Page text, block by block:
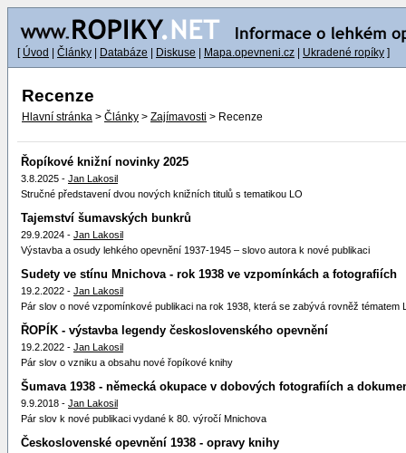
[ Úvod Články Databáze Diskuse Mapa.opevneni.cz Ukradené ropíky ]
Recenze
Hlavní stránka > Články > Zajímavosti > Recenze
Řopíkové knižní novinky 2025
3.8.2025 - Jan Lakosil
Stručné představení dvou nových knižních titulů s tematikou LO
Tajemství šumavských bunkrů
29.9.2024 - Jan Lakosil
Výstavba a osudy lehkého opevnění 1937-1945 – slovo autora k nové publikaci
Sudety ve stínu Mnichova - rok 1938 ve vzpomínkách a fotografiích
19.2.2022 - Jan Lakosil
Pár slov o nové vzpomínkové publikaci na rok 1938, která se zabývá rovněž tématem
ŘOPÍK - výstavba legendy československého opevnění
19.2.2022 - Jan Lakosil
Pár slov o vzniku a obsahu nové řopíkové knihy
Šumava 1938 - německá okupace v dobových fotografiích a
9.9.2018 - Jan Lakosil
Pár slov k nové publikaci vydané k 80. výročí Mnichova
Československé opevnění 1938 - opravy knihy